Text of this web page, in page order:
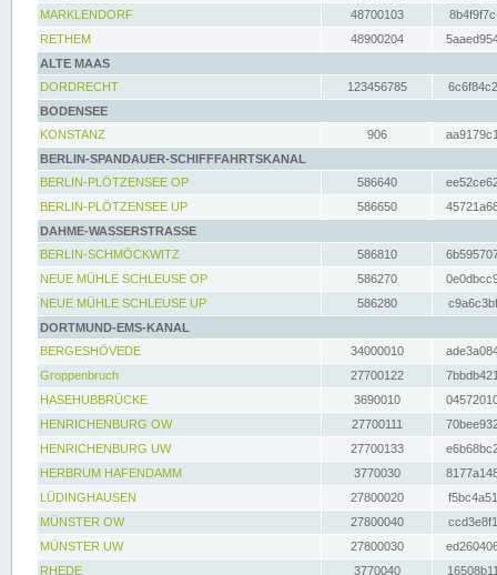
MARKLENDORF
48700103
RETHEM
48900204
ALTE MAAS
DORDRECHT
123456785
BODENSEE
KONSTANZ
906
BERLIN-SPANDAUER-SCHIFFFAHRTSKANAL
BERLIN-PLÖTZENSEE OP
586640
BERLIN-PLÖTZENSEE UP
586650
DAHME-WASSERSTRASSE
BERLIN-SCHMÖCKWITZ
586810
NEUE MÜHLE SCHLEUSE OP
586270
NEUE MÜHLE SCHLEUSE UP
586280
DORTMUND-EMS-KANAL
BERGESHÖVEDE
34000010
Groppenbruch
27700122
HASEHUBBRÜCKE
3690010
HENRICHENBURG OW
27700111
HENRICHENBURG UW
27700133
HERBRUM HAFENDAMM
3770030
LÜDINGHAUSEN
27800020
MÜNSTER OW
27800040
MÜNSTER UW
27800030
RHEDE
3770040